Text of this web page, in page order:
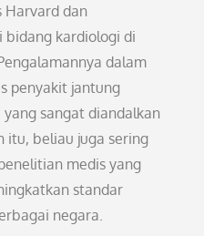
Harvard dan
bidang kardiologi di
dalam
penyakit jantung
sangat diandalkan
itu, beliau juga sering
medis yang
standar
negara.